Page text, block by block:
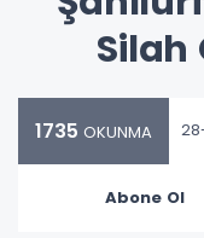
Silah
1735 OKUNMA
Abone Ol